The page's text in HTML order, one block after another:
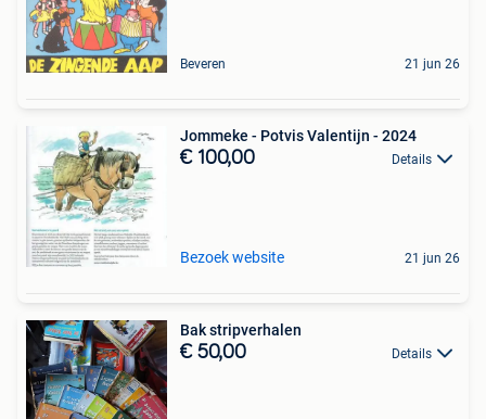
Beveren 21 jun 26
Jommeke - Potvis Valentijn - 2024
€ 100,00 Details
Bezoek website 21 jun 26
Bak stripverhalen
€ 50,00 Details